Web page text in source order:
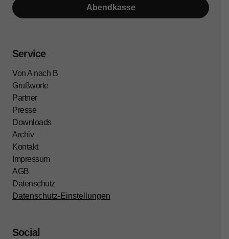
Abendkasse
Service
Von A nach B
Grußworte
Partner
Presse
Downloads
Archiv
Kontakt
Impressum
AGB
Datenschutz
Datenschutz-Einstellungen
Social